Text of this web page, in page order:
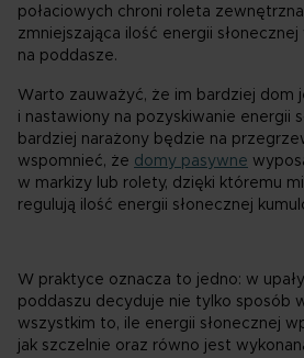
połaciowych chroni roleta
zmniejszająca ilość energii słonecznej
na poddasze.
Warto zauważyć, że im bardziej dom
i nastawiony na pozyskiwanie energii
bardziej narażony będzie na
wspomnieć, że domy pasywne
w markizy lub rolety, dzięki któremu
regulują ilość energii słonecznej
W praktyce oznacza to jedno: w
poddaszu decyduje nie tylko sposób
wszystkim to, ile energii słonecznej
jak szczelnie oraz równo jest